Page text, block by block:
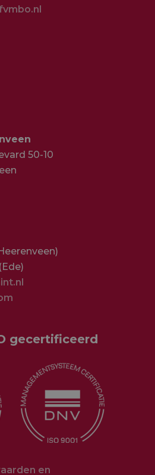
50-10
(Ede)
gecertificeerd
en